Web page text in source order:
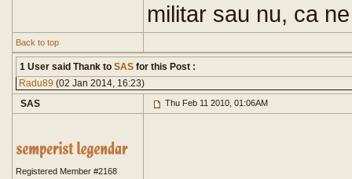
militar sau nu, ca
Back to top
1 User said Thank to SAS for this Post :
Radu89 (02 Jan 2014, 16:23)
SAS
Thu Feb 11 2010, 01:06AM
Registered Member #2168